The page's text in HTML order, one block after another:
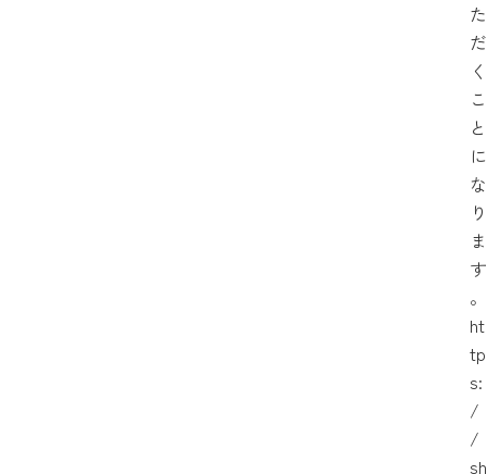
た
だ
く
こ
と
に
な
り
ま
す
。
ht
tp
s:
/
/
sh